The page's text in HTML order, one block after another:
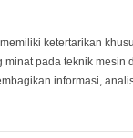
ketertarikan
minat pada teknik mesin
informasi,